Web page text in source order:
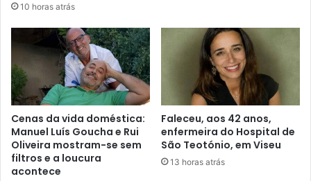
10 horas atrás
Cenas da vida doméstica:
Manuel Luís Goucha e Rui
Oliveira mostram-se sem
filtros e a loucura
acontece
Faleceu, aos 42 anos,
enfermeira do Hospital de
São Teotónio, em Viseu
13 horas atrás